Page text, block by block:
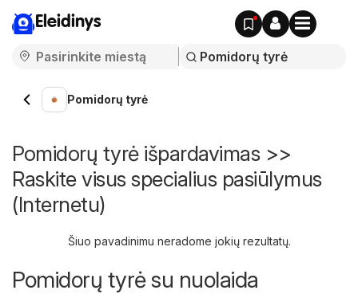
Eleidinys
Pomidorų tyrė
Pomidorų tyrė išpardavimas >>
Raskite visus specialius pasiūlymus
(Internetu)
Šiuo pavadinimu neradome jokių rezultatų.
Pomidorų tyrė su nuolaida